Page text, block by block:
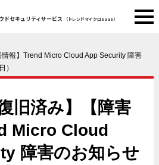
ドセキュリティサービス （トレンドマイクロSaaS）
情報】Trend Micro Cloud App Security 障害
）
旧済み】【障害
Micro Cloud
障害のお知らせ